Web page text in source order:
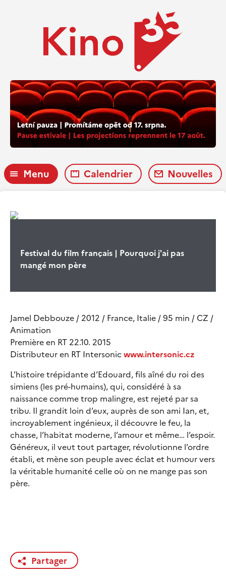
Menu Calendrier Nouvelles
Festival du film français | Pourquoi j'ai pas
mangé mon père
Jamel Debbouze / 2012 / France, Italie / 95 min / CZ /
Animation
Première en RT 22.10. 2015
Distributeur en RT Intersonicwww.intersonic.cz
L’histoire trépidante d’Edouard, fils aîné du roi des
simiens (les pré-humains), qui, considéré à sa
naissance comme trop malingre, est rejeté par sa
tribu. Il grandit loin d’eux, auprès de son ami Ian, et,
incroyablement ingénieux, il découvre le feu, la
chasse, l’habitat moderne, l’amour et même… l’espoir.
Généreux, il veut tout partager, révolutionne l’ordre
établi, et mène son peuple avec éclat et humour vers
la véritable humanité celle où on ne mange pas son
père.
Partager